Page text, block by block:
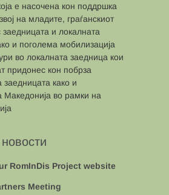
е насочена кон поддршка
на младите, граѓанскиот
заедницата и локалната
и поголема мобилизација
во локалната заедница кои
придонес кон побрза
заедницата како и
Македонија во рамки на
RomInDis Project website
Meeting